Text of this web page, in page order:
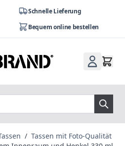
Schnelle Lieferung
Bequem online bestellen
/ Tassen mit Foto-Qualität